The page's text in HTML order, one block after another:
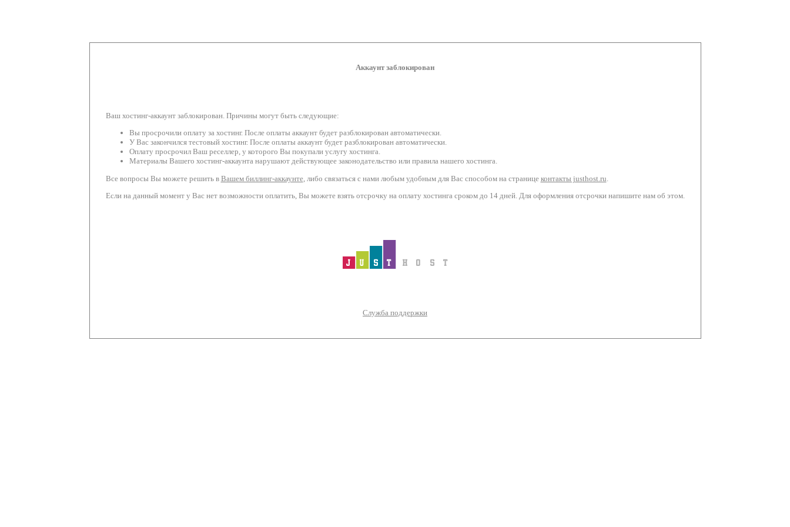
Аккаунт заблокирован
Ваш хостинг-аккаунт заблокирован. Причины могут быть следующие:
Вы просрочили оплату за хостинг. После оплаты аккаунт будет разблокирован автоматически.
У Вас закончился тестовый хостинг. После оплаты аккаунт будет разблокирован автоматически.
Оплату просрочил Ваш реселлер, у которого Вы покупали услугу хостинга.
Материалы Вашего хостинг-аккаунта нарушают действующее законодательство или правила нашего хостинга.
Все вопросы Вы можете решить в Вашем биллинг-аккаунте, либо связаться с нами любым удобным для Вас способом на странице контакты justhost.ru
Если на данный момент у Вас нет возможности оплатить, Вы можете взять отсрочку на оплату хостинга сроком до 14 дней. Для оформления отсрочки напишите нам об этом.
Служба поддержки